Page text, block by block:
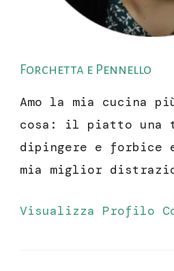
Forchetta e Pennello
Amo la mia cucina
cosa: il piatto una
dipingere e forbice
mia miglior
Visualizza Profilo